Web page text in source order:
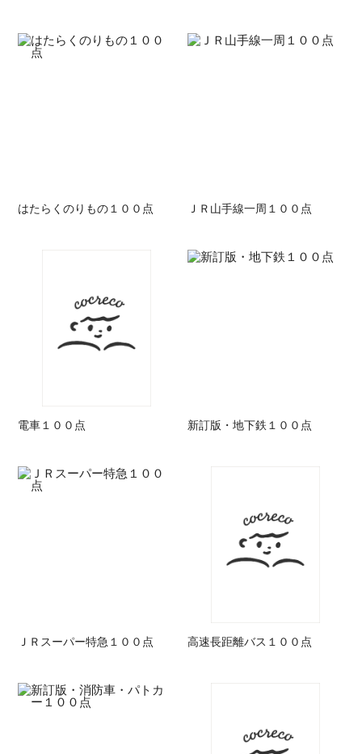
はたらくのりもの１００点 ＪＲ山手線一周１００点
電車１００点 新訂版・地下鉄１００点
ＪＲスーパー特急１００点 高速長距離バス１００点